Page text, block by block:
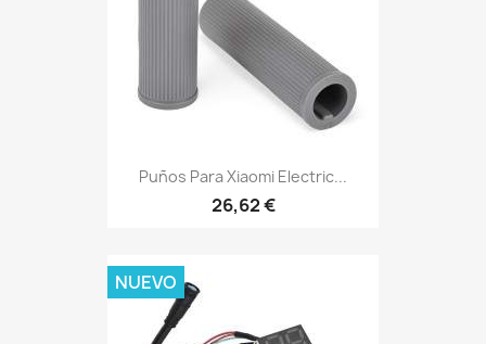
Puños Para Xiaomi Electric...
26,62 €
NUEVO